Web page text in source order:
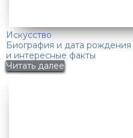
Искусство
Биография и дата
и интересные факты
Читать далее